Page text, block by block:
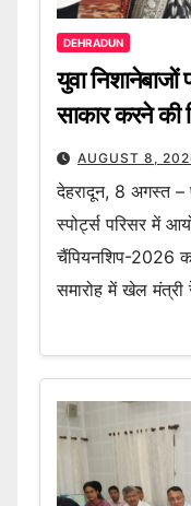
DEHRADUN
युवा
साकार करने की
AUGUST 8,
देहरादून, 8 अगस्त –
स्पोर्ट्स परिसर में
चैंपियनशिप-2026
समारोह में खेल मंत्री